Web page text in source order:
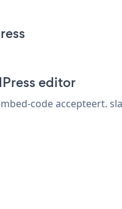
editor
code accepteert.